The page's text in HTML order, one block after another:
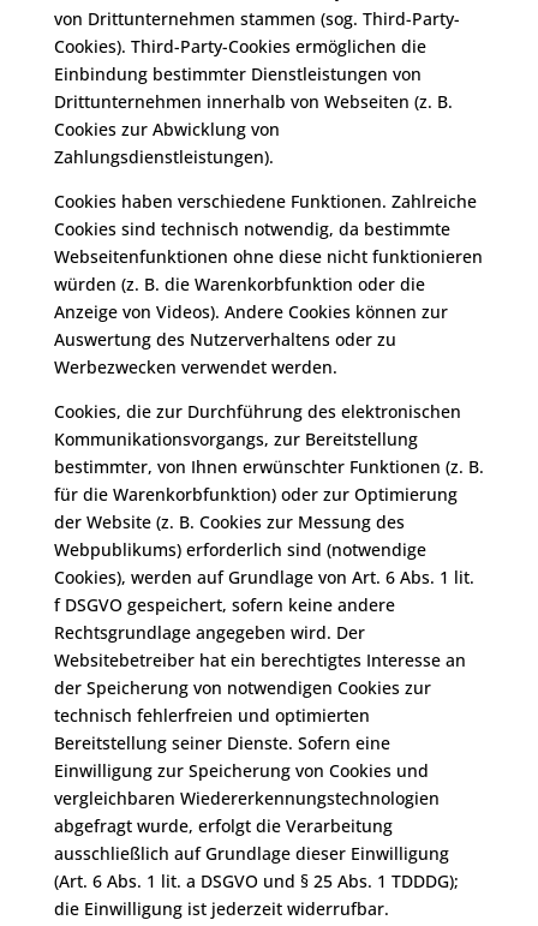
von Drittunternehmen stammen (sog. Third-Party-
Cookies). Third-Party-Cookies ermöglichen die
Einbindung bestimmter Dienstleistungen von
Drittunternehmen innerhalb von Webseiten (z. B.
Cookies zur Abwicklung von
Zahlungsdienstleistungen).
Cookies haben verschiedene Funktionen. Zahlreiche
Cookies sind technisch notwendig, da bestimmte
Webseitenfunktionen ohne diese nicht funktionieren
würden (z. B. die Warenkorbfunktion oder die
Anzeige von Videos). Andere Cookies können zur
Auswertung des Nutzerverhaltens oder zu
Werbezwecken verwendet werden.
Cookies, die zur Durchführung des elektronischen
Kommunikationsvorgangs, zur Bereitstellung
bestimmter, von Ihnen erwünschter Funktionen (z. B.
für die Warenkorbfunktion) oder zur Optimierung
der Website (z. B. Cookies zur Messung des
Webpublikums) erforderlich sind (notwendige
Cookies), werden auf Grundlage von Art. 6 Abs. 1 lit.
f DSGVO gespeichert, sofern keine andere
Rechtsgrundlage angegeben wird. Der
Websitebetreiber hat ein berechtigtes Interesse an
der Speicherung von notwendigen Cookies zur
technisch fehlerfreien und optimierten
Bereitstellung seiner Dienste. Sofern eine
Einwilligung zur Speicherung von Cookies und
vergleichbaren Wiedererkennungstechnologien
abgefragt wurde, erfolgt die Verarbeitung
ausschließlich auf Grundlage dieser Einwilligung
(Art. 6 Abs. 1 lit. a DSGVO und § 25 Abs. 1 TDDDG);
die Einwilligung ist jederzeit widerrufbar.